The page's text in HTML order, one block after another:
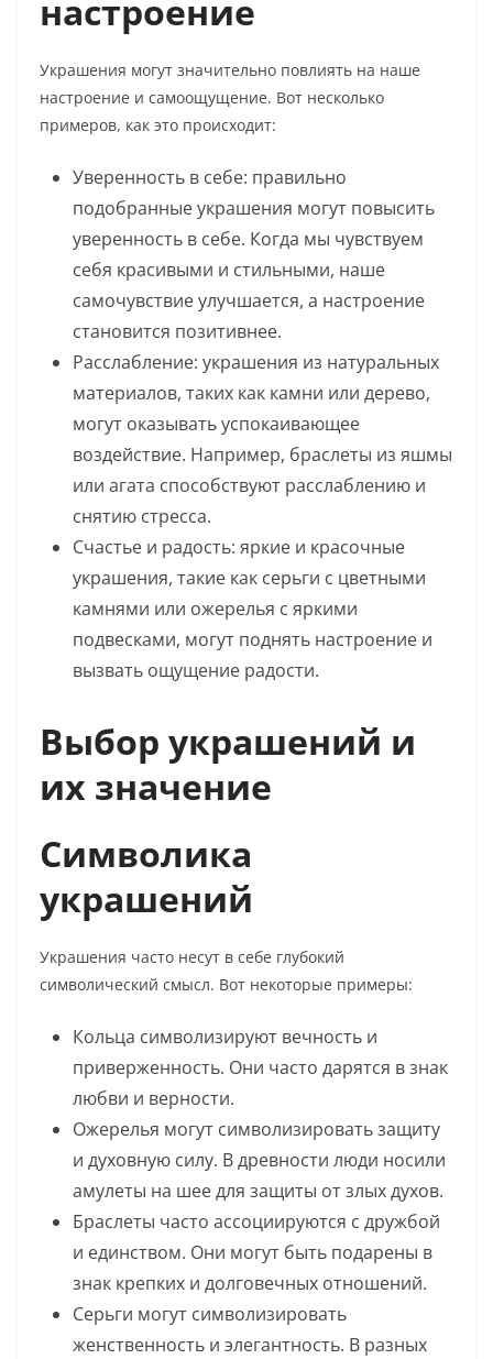
настроение
Украшения могут значительно повлиять на наше
настроение и самоощущение. Вот несколько
примеров, как это происходит:
Уверенность в себе: правильно
подобранные украшения могут повысить
уверенность в себе. Когда мы чувствуем
себя красивыми и стильными, наше
самочувствие улучшается, а настроение
становится позитивнее.
Расслабление: украшения из натуральных
материалов, таких как камни или дерево,
могут оказывать успокаивающее
воздействие. Например, браслеты из яшмы
или агата способствуют расслаблению и
снятию стресса.
Счастье и радость: яркие и красочные
украшения, такие как серьги с цветными
камнями или ожерелья с яркими
подвесками, могут поднять настроение и
вызвать ощущение радости.
Выбор украшений и
их значение
Символика
украшений
Украшения часто несут в себе глубокий
символический смысл. Вот некоторые примеры:
Кольца символизируют вечность и
приверженность. Они часто дарятся в знак
любви и верности.
Ожерелья могут символизировать защиту
и духовную силу. В древности люди носили
амулеты на шее для защиты от злых духов.
Браслеты часто ассоциируются с дружбой
и единством. Они могут быть подарены в
знак крепких и долговечных отношений.
Серьги могут символизировать
женственность и элегантность. В разных